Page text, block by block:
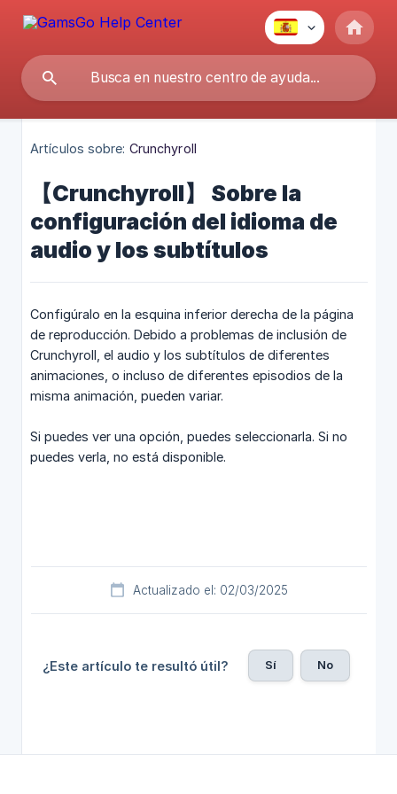
Artículos sobre: Crunchyroll
【Crunchyroll】 Sobre la
configuración del idioma de
audio y los subtítulos
Configúralo en la esquina inferior derecha de la página
de reproducción. Debido a problemas de inclusión de
Crunchyroll, el audio y los subtítulos de diferentes
animaciones, o incluso de diferentes episodios de la
misma animación, pueden variar.
Si puedes ver una opción, puedes seleccionarla. Si no
puedes verla, no está disponible.
Actualizado el: 02/03/2025
¿Este artículo te resultó útil? Sí No